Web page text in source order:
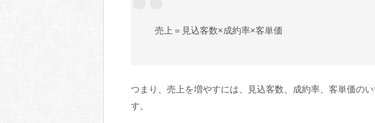
売上＝見込客数×成約率×客単価
つまり、売上を増やすには、見込客数、成約率、客単価の
す。